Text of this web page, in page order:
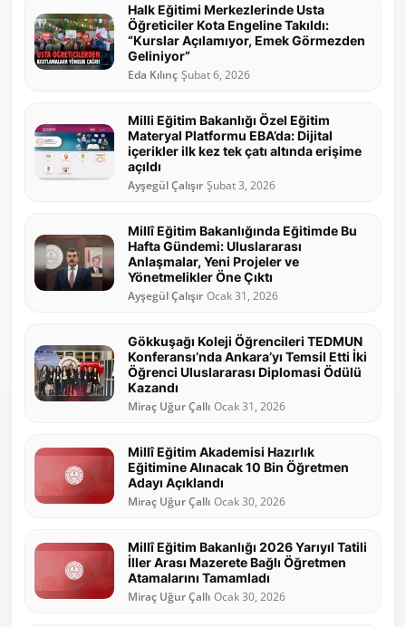
Halk Eğitimi Merkezlerinde Usta
Öğreticiler Kota Engeline Takıldı:
“Kurslar Açılamıyor, Emek Görmezden
Geliniyor”
Eda Kılınç Şubat 6, 2026
Milli Eğitim Bakanlığı Özel Eğitim
Materyal Platformu EBA’da: Dijital
içerikler ilk kez tek çatı altında erişime
açıldı
Ayşegül Çalışır Şubat 3, 2026
Millî Eğitim Bakanlığında Eğitimde Bu
Hafta Gündemi: Uluslararası
Anlaşmalar, Yeni Projeler ve
Yönetmelikler Öne Çıktı
Ayşegül Çalışır Ocak 31, 2026
Gökkuşağı Koleji Öğrencileri TEDMUN
Konferansı’nda Ankara’yı Temsil Etti İki
Öğrenci Uluslararası Diplomasi Ödülü
Kazandı
Miraç Uğur Çallı Ocak 31, 2026
Millî Eğitim Akademisi Hazırlık
Eğitimine Alınacak 10 Bin Öğretmen
Adayı Açıklandı
Miraç Uğur Çallı Ocak 30, 2026
Millî Eğitim Bakanlığı 2026 Yarıyıl Tatili
İller Arası Mazerete Bağlı Öğretmen
Atamalarını Tamamladı
Miraç Uğur Çallı Ocak 30, 2026